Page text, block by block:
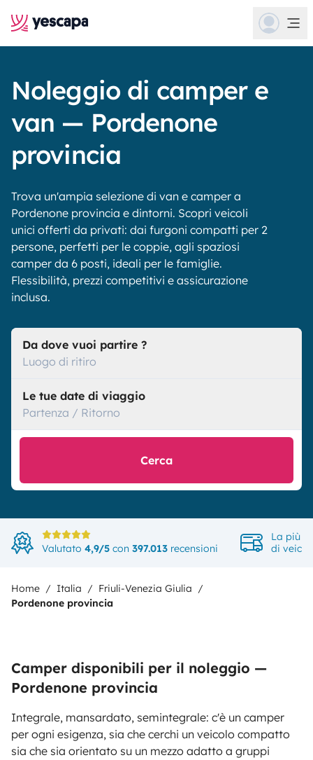
Noleggio di camper e
van — Pordenone
provincia
Trova un'ampia selezione di van e camper a
Pordenone provincia e dintorni. Scopri veicoli
unici offerti da privati: dai furgoni compatti per 2
persone, perfetti per le coppie, agli spaziosi
camper da 6 posti, ideali per le famiglie.
Flessibilità, prezzi competitivi e assicurazione
inclusa.
Da dove vuoi partire ?
Luogo di ritiro
Le tue date di viaggio
Partenza / Ritorno
Cerca
Valutato 4,9/5 con 397.013 recensioni
La più
di
Home Italia
Friuli-Venezia Giulia
Pordenone provincia
Camper disponibili per il noleggio —
Pordenone provincia
Integrale, mansardato, semintegrale: c'è un camper
per ogni esigenza, sia che cerchi un veicolo compatto
sia che sia orientato su un mezzo adatto a gruppi